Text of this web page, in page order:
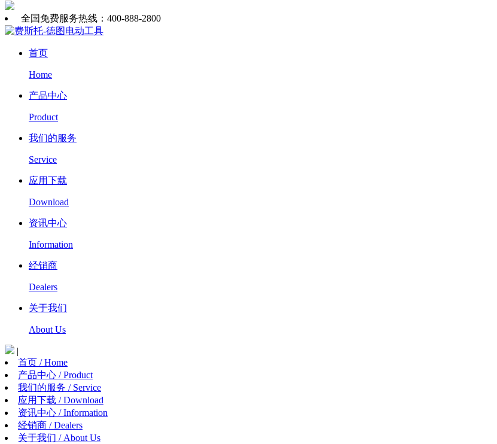
全国免费服务热线：400-888-2800
首页
Home
产品中心
Product
我们的服务
Service
应用下载
Download
资讯中心
Information
经销商
Dealers
关于我们
About Us
|
首页 / Home
产品中心 / Product
我们的服务 / Service
应用下载 / Download
资讯中心 / Information
经销商 / Dealers
关于我们 / About Us